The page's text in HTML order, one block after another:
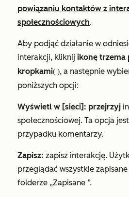
powiązaniu kontaktów z
społecznościowych.
Aby podjąć działanie w
interakcji, kliknij ikonę trzema
kropkami( ), a następnie
poniższych opcji:
Wyświetl w [sieci]: przejrzyj
społecznościowej. Ta opcja
przypadku komentarzy.
Zapisz: zapisz interakcję.
przeglądać wszystkie
folderze „Zapisane ”.